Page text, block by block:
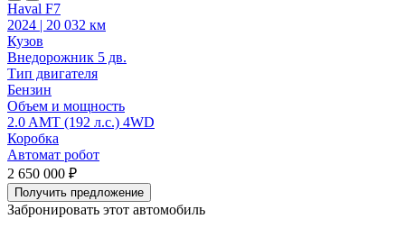
Haval F7
2024 | 20 032 км
Кузов
Внедорожник 5 дв.
Тип двигателя
Бензин
Объем и мощность
2.0 AMT (192 л.с.) 4WD
Коробка
Автомат робот
2 650 000 ₽
Получить предложение
Забронировать этот автомобиль